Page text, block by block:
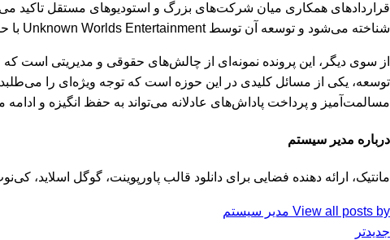
شناخته می‌شود و توسعه آن توسط Unknown Worlds Entertainment با حمایت کرافتون ادامه یافته است.
از سوی دیگر، این پرونده نمونه‌ای از چالش‌های حقوقی و مدیریتی است
توسعه، یکی از مسائل کلیدی در این حوزه است که توجه ویژه‌ای را
مسالمت‌آمیز و پرداخت پاداش‌های عادلانه می‌تواند به حفظ انگیزه و
درباره مدیر سیستم
مانتیک، ارائه دهنده فضایی برای دانلود قالب پاورپوینت، گوگل
View all posts by مدیر سیستم
جدیدتر